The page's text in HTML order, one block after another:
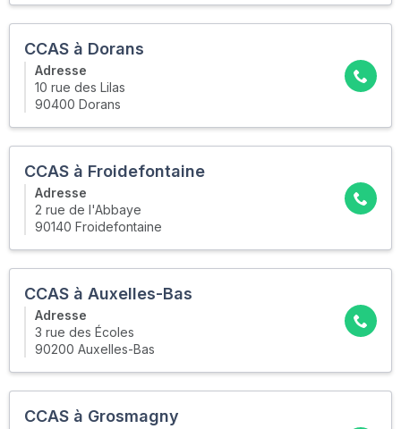
CCAS à Dorans
Adresse
10 rue des Lilas
90400 Dorans
CCAS à Froidefontaine
Adresse
2 rue de l'Abbaye
90140 Froidefontaine
CCAS à Auxelles-Bas
Adresse
3 rue des Écoles
90200 Auxelles-Bas
CCAS à Grosmagny